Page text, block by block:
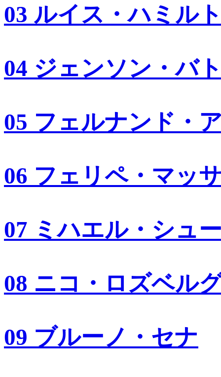
03 ルイス・ハミル
04 ジェンソン・バ
05 フェルナンド・
06 フェリペ・マッ
07 ミハエル・シュ
08 ニコ・ロズベル
09 ブルーノ・セナ